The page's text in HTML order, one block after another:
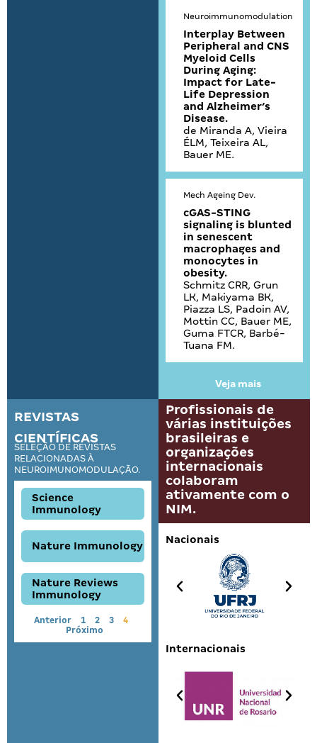
Neuroimmunomodulation
Interplay Between
Peripheral and CNS
Myeloid Cells
During Aging:
Impact for Late-
Life Depression
and Alzheimer’s
Disease.
de Miranda A, Vieira
ÉLM, Teixeira AL,
Bauer ME.
Mech Ageing Dev.
cGAS-STING
signaling is blunted
in senescent
macrophages and
monocytes in
obesity.
Schmitz CRR, Grun
LK, Makiyama BK,
Piazza LS, Padoin AV,
Mottin CC, Bauer ME,
Guma FTCR, Barbé-
Tuana FM.
1 2
Veja mais
REVISTAS
CIENTÍFICAS
SELEÇÃO DE REVISTAS
RELACIONADAS À
NEUROIMUNOMODULAÇÃO.
Science
Immunology
Nature Immunology
Nature Reviews
Immunology
Anterior 1 2 3
4
Próximo
Profissionais de
várias instituições
brasileiras e
organizações
internacionais
colaboram
ativamente com o
NIM.
Nacionais
Internacionais